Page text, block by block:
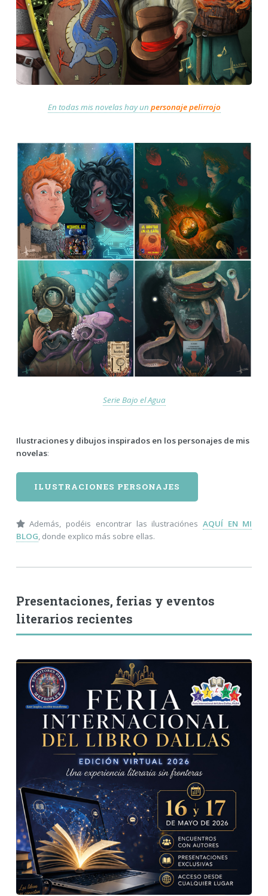
En todas mis novelas hay un personaje pelirrojo
Serie Bajo el Agua
Ilustraciones y dibujos inspirados en los personajes de mis
novelas:
ILUSTRACIONES PERSONAJES
Además, podéis encontrar las ilustraciónes AQUÍ EN MI
BLOG , donde explico más sobre ellas.
Presentaciones, ferias y eventos
literarios recientes